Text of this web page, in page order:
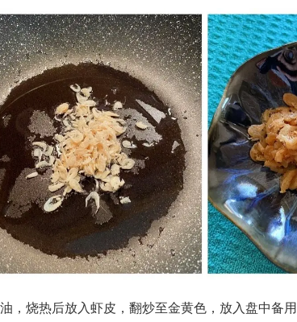
，烧热后放入虾皮，翻炒至金黄色，放入盘中备用